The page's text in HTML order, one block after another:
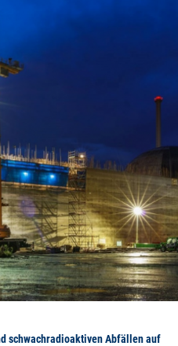
schwachradioaktiven Abfällen auf